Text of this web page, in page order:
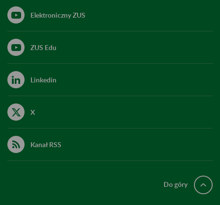
Elektroniczny ZUS
ZUS Edu
Linkedin
X
Kanał RSS
Do góry